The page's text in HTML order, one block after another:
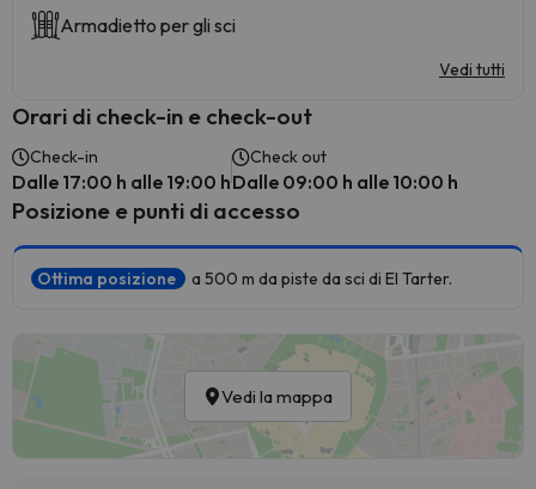
Armadietto per gli sci
Vedi tutti
Orari di check-in e check-out
Check-in
Dalle 17:00 h alle 19:00 h
Check out
Dalle 09:00 h alle 10:00 h
Posizione e punti di accesso
Ottima posizione a 500 m da piste da sci di El Tarter.
Vedi la mappa